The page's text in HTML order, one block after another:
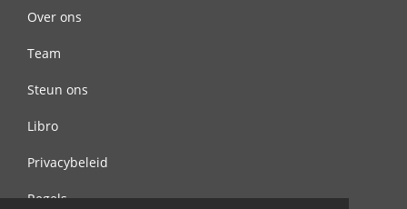
Over ons
Team
Steun ons
Libro
Privacybeleid
Regels